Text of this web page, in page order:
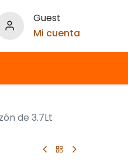
Guest
Mi cuenta
de 3.7Lt